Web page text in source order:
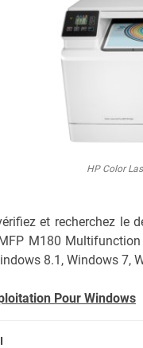
HP Color
et recherchez le
M180
8.1, Windows 7,
Pour Windows